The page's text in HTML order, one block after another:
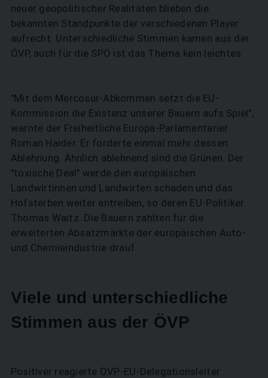
neuer geopolitischer Realitäten blieben die
bekannten Standpunkte der verschiedenen Player
aufrecht. Unterschiedliche Stimmen kamen aus der
ÖVP, auch für die SPÖ ist das Thema kein leichtes.
"Mit dem Mercosur-Abkommen setzt die EU-
Kommission die Existenz unserer Bauern aufs Spiel",
warnte der Freiheitliche Europa-Parlamentarier
Roman Haider. Er forderte einmal mehr dessen
Ablehnung. Ähnlich ablehnend sind die Grünen. Der
"toxische Deal" werde den europäischen
Landwirtinnen und Landwirten schaden und das
Hofsterben weiter antreiben, so deren EU-Politiker
Thomas Waitz. Die Bauern zahlten für die
erweiterten Absatzmärkte der europäischen Auto-
und Chemieindustrie drauf.
Viele und unterschiedliche
Stimmen aus der ÖVP
Positiver reagierte ÖVP-EU-Delegationsleiter